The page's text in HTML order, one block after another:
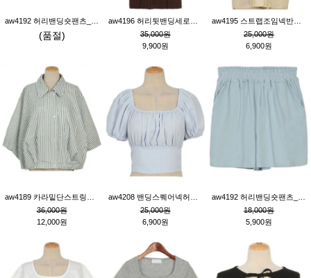
(품절)
35,000원
9,900원
25,000원
6,900원
36,000원
12,000원
25,000원
6,900원
18,000원
5,900원